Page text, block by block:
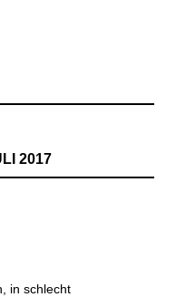
2017
in schlecht